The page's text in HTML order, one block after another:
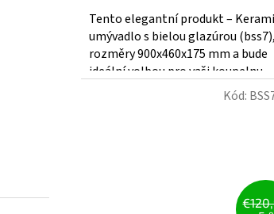
Tento elegantní produkt –
umývadlo s bielou glazúrou
rozměry 900x460x175 mm a bude
ideální volbou pro vaši koupelnu....
Kód: